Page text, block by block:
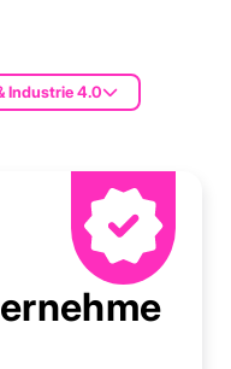
Industrie 4.0